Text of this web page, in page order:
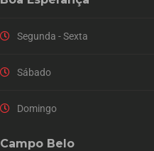
Segunda - Sexta
Sábado
Domingo
Campo Belo